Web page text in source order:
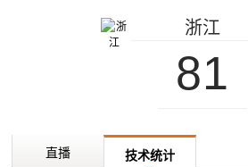
浙江
81
直播 技术统计